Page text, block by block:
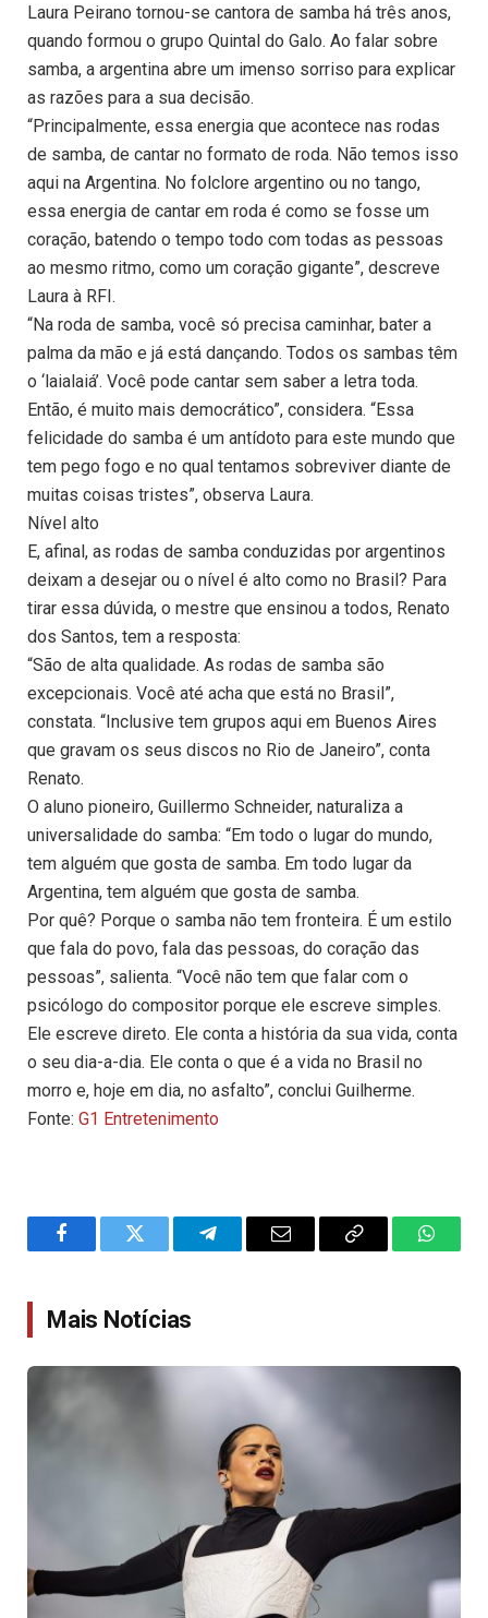
Laura Peirano tornou-se cantora de samba há três anos,
quando formou o grupo Quintal do Galo. Ao falar sobre
samba, a argentina abre um imenso sorriso para explicar
as razões para a sua decisão.
“Principalmente, essa energia que acontece nas rodas
de samba, de cantar no formato de roda. Não temos isso
aqui na Argentina. No folclore argentino ou no tango,
essa energia de cantar em roda é como se fosse um
coração, batendo o tempo todo com todas as pessoas
ao mesmo ritmo, como um coração gigante”, descreve
Laura à RFI.
“Na roda de samba, você só precisa caminhar, bater a
palma da mão e já está dançando. Todos os sambas têm
o ‘laialaiá’. Você pode cantar sem saber a letra toda.
Então, é muito mais democrático”, considera. “Essa
felicidade do samba é um antídoto para este mundo que
tem pego fogo e no qual tentamos sobreviver diante de
muitas coisas tristes”, observa Laura.
Nível alto
E, afinal, as rodas de samba conduzidas por argentinos
deixam a desejar ou o nível é alto como no Brasil? Para
tirar essa dúvida, o mestre que ensinou a todos, Renato
dos Santos, tem a resposta:
“São de alta qualidade. As rodas de samba são
excepcionais. Você até acha que está no Brasil”,
constata. “Inclusive tem grupos aqui em Buenos Aires
que gravam os seus discos no Rio de Janeiro”, conta
Renato.
O aluno pioneiro, Guillermo Schneider, naturaliza a
universalidade do samba: “Em todo o lugar do mundo,
tem alguém que gosta de samba. Em todo lugar da
Argentina, tem alguém que gosta de samba.
Por quê? Porque o samba não tem fronteira. É um estilo
que fala do povo, fala das pessoas, do coração das
pessoas”, salienta. “Você não tem que falar com o
psicólogo do compositor porque ele escreve simples.
Ele escreve direto. Ele conta a história da sua vida, conta
o seu dia-a-dia. Ele conta o que é a vida no Brasil no
morro e, hoje em dia, no asfalto”, conclui Guilherme.
Fonte: G1 Entretenimento
FacebookTwitter TelegramEmail
Copy
Mais Notícias